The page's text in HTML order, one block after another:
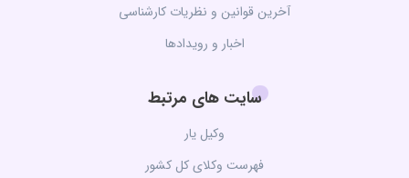
آخرین قوانین و نظریات کارشناسی
اخبار و رویدادها
سایت های مرتبط
وکیل یار
فهرست وکلای کل کشور